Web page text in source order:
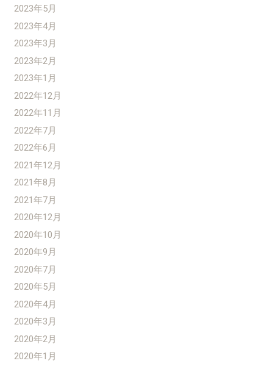
2023年5月
2023年4月
2023年3月
2023年2月
2023年1月
2022年12月
2022年11月
2022年7月
2022年6月
2021年12月
2021年8月
2021年7月
2020年12月
2020年10月
2020年9月
2020年7月
2020年5月
2020年4月
2020年3月
2020年2月
2020年1月